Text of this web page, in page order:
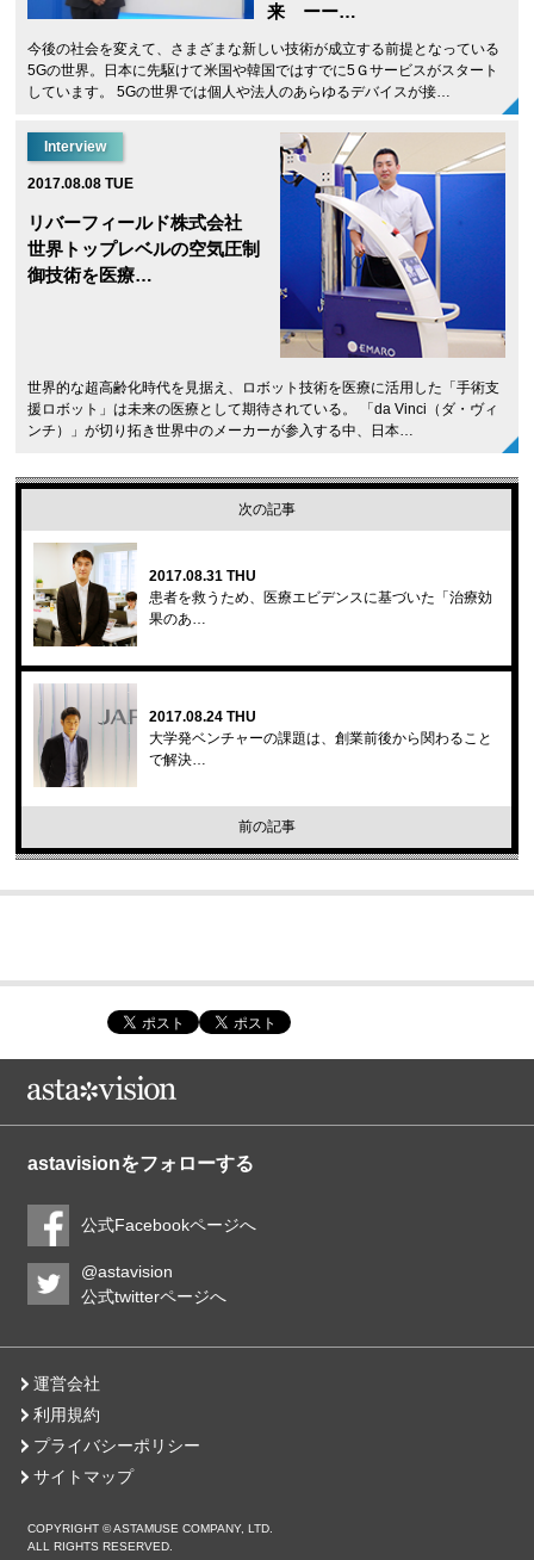
来 ーー…
今後の社会を変えて、さまざまな新しい技術が成立する前提となっている
5Gの世界。日本に先駆けて米国や韓国ではすでに5Ｇサービスがスタート
しています。 5Gの世界では個人や法人のあらゆるデバイスが接…
Interview
2017.08.08 TUE
リバーフィールド株式会社
世界トップレベルの空気圧制
御技術を医療…
世界的な超高齢化時代を見据え、ロボット技術を医療に活用した「手術支
援ロボット」は未来の医療として期待されている。 「da Vinci（ダ・ヴィ
ンチ）」が切り拓き世界中のメーカーが参入する中、日本…
次の記事
2017.08.31 THU
患者を救うため、医療エビデンスに基づいた「治療効
果のあ…
2017.08.24 THU
大学発ベンチャーの課題は、創業前後から関わること
で解決…
前の記事
astavisionをフォローする
公式Facebookページへ
@astavision
公式twitterページへ
運営会社
利用規約
プライバシーポリシー
サイトマップ
COPYRIGHT © ASTAMUSE COMPANY, LTD.
ALL RIGHTS RESERVED.